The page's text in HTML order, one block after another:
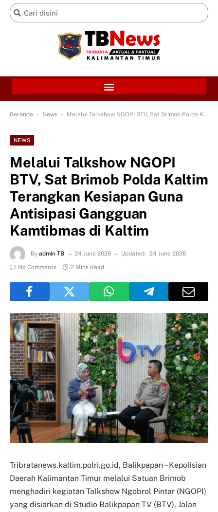
Beranda - News - Melalui Talkshow NGOPI BTV, Sat Brimob Polda Kaltim Terangkan Kesiapan Guna Antisipasi Gangguan Kamtibmas di Kaltim
NEWS
Melalui Talkshow NGOPI
BTV, Sat Brimob Polda Kaltim
Terangkan Kesiapan Guna
Antisipasi Gangguan
Kamtibmas di Kaltim
By admin TB 24 June 2026 Updated: 24 June 2026
No Comments
2 Mins Read
Tribratanews.kaltim.polri.go.id, Balikpapan – Kepolisian
Daerah Kalimantan Timur melalui Satuan Brimob
menghadiri kegiatan Talkshow Ngobrol Pintar (NGOPI)
yang disiarkan di Studio Balikpapan TV (BTV), Jalan